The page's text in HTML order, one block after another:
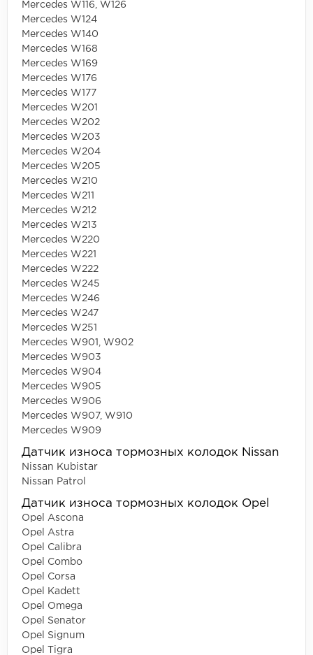
Mercedes W116, W126
Mercedes W124
Mercedes W140
Mercedes W168
Mercedes W169
Mercedes W176
Mercedes W177
Mercedes W201
Mercedes W202
Mercedes W203
Mercedes W204
Mercedes W205
Mercedes W210
Mercedes W211
Mercedes W212
Mercedes W213
Mercedes W220
Mercedes W221
Mercedes W222
Mercedes W245
Mercedes W246
Mercedes W247
Mercedes W251
Mercedes W901, W902
Mercedes W903
Mercedes W904
Mercedes W905
Mercedes W906
Mercedes W907, W910
Mercedes W909
Датчик износа тормозных колодок Nissan
Nissan Kubistar
Nissan Patrol
Датчик износа тормозных колодок Opel
Opel Ascona
Opel Astra
Opel Calibra
Opel Combo
Opel Corsa
Opel Kadett
Opel Omega
Opel Senator
Opel Signum
Opel Tigra